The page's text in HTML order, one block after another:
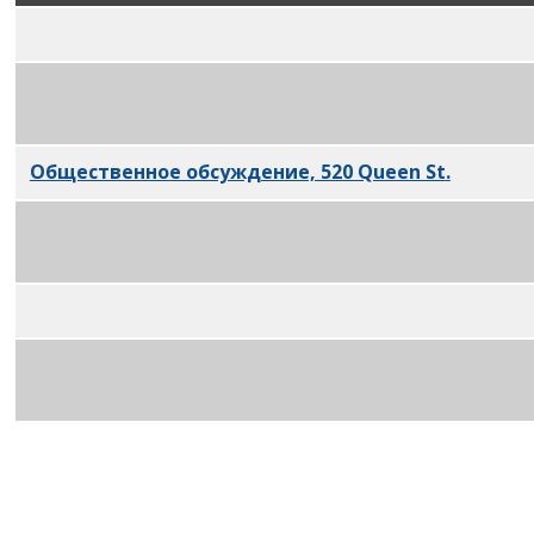
Общественное обсуждение, 520 Queen St.PDF